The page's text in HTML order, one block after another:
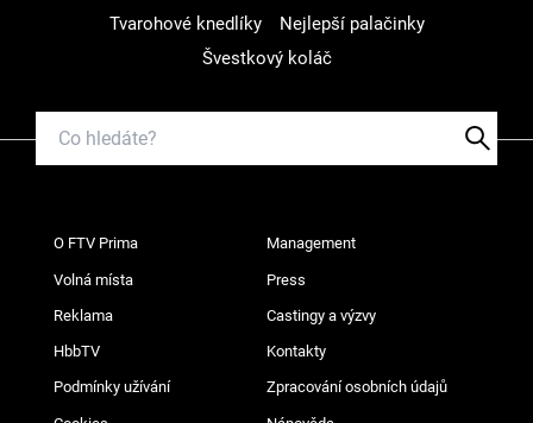
Tvarohové knedlíky
Nejlepší palačinky
Švestkový koláč
O FTV Prima Management
Volná místa Press
Reklama Castingy a výzvy
HbbTV Kontakty
Podmínky užívání Zpracování osobních údajů